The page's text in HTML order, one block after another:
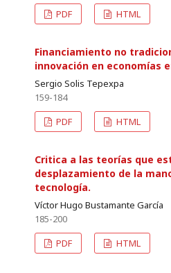
PDF HTML
Financiamiento no
innovación en economías
Sergio Solis Tepexpa
159-184
PDF
HTML
Critica a las teorías que
desplazamiento de la
tecnología.
Víctor Hugo Bustamante García
185-200
PDF
HTML